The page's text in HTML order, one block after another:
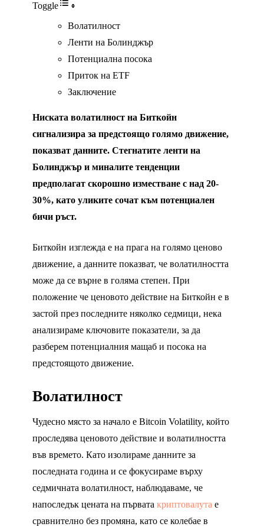
Toggle
Волатилност
Ленти на Болинджър
Потенциална посока
Приток на ETF
Заключение
Ниската волатилност на Биткойн
сигнализира за предстоящо голямо движение,
показват данните. Стегнатите ленти на
Болинджър и миналите тенденции
предполагат скорошно изместване с над 20-
30%, като уликите сочат към потенциален
бичи ръст.
Биткойн изглежда е на прага на голямо ценово
движение, а данните показват, че волатилността
може да се върне в голяма степен. При
положение че ценовото действие на Биткойн е в
застой през последните няколко седмици, нека
анализираме ключовите показатели, за да
разберем потенциалния мащаб и посока на
предстоящото движение.
Волатилност
Чудесно място за начало е Bitcoin Volatility, който
проследява ценовото действие и волатилността
във времето. Като изолираме данните за
последната година и се фокусираме върху
седмичната волатилност, наблюдаваме, че
напоследък цената на първата криптовалута е
сравнително без промяна, като се колебае в